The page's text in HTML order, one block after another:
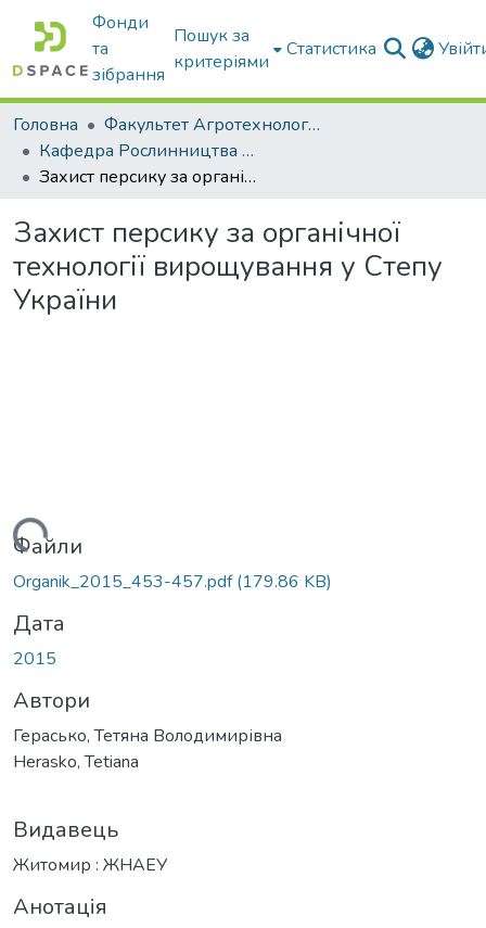
Фонди
та
зібрання
Пошук за
критеріями
Статистика
Головна
Факультет Агротехнологій та екології
Кафедра Рослинництва та садівництва ім. професора В.В. Калитки
Захист персику за органічної технології вирощування у Степу України
Захист персику за органічної
технології вирощування у Степу
України
Вантажиться...
Файли
Organik_2015_453-457.pdf(179.86 KB)
Дата
2015
Автори
Герасько, Тетяна Володимирівна
Herasko, Tetiana
Видавець
Житомир : ЖНАЕУ
Анотація